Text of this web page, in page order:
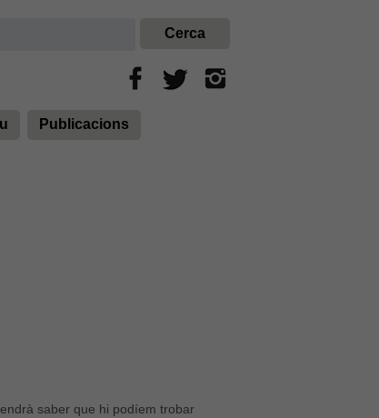
Publicacions
saber que hi podíem trobar